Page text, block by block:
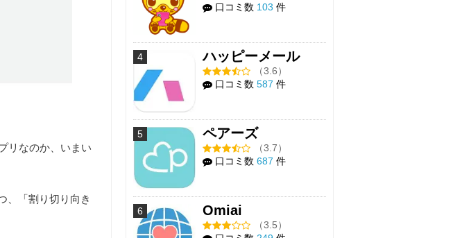
リなのか、いまい
、「割り切り向き
口コミ数 103 件
4 ハッピーメール
（3.6）
口コミ数 587 件
5 ペアーズ
（3.7）
口コミ数 687 件
6 Omiai
（3.5）